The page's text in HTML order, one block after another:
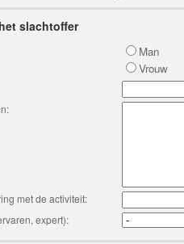
slachtoffer
Man
Vrouw
met de activiteit:
expert):